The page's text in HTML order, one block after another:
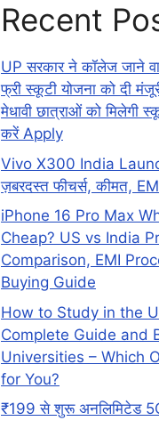
Recent
UP सरकार ने कॉलेज जाने
फ्री स्कूटी योजना को दी
मेधावी छात्राओं को मिलेगी
करें Apply
Vivo X300 India
ज़बरदस्त फीचर्स, कीमत,
iPhone 16 Pro Max
Cheap? US vs India
Comparison, EMI
Buying Guide
How to Study in the
Complete Guide and
Universities – Which
for You?
₹199 से शुरू अनलिमिटेड